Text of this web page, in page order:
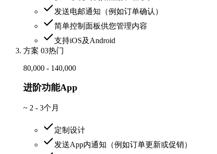
发送电邮通知（例如订单确认）
简单控制面板供您管理内容
支持iOS及Android
方案 03热门
80,000 - 140,000
进阶功能App
~ 2 - 3个月
定制设计
发送App内通知（例如订单更新或促销）